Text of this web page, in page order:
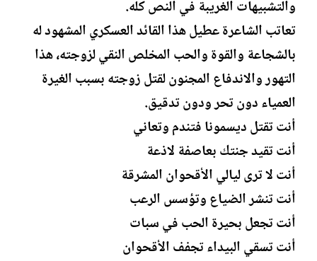
والتشبيهات الغريبة في النص كله.
تعاتب الشاعرة عطيل هذا القائد العسكري المشهود له
بالشجاعة والقوة والحب المخلص النقي لزوجته، هذا
التهور والاندفاع المجنون لقتل زوجته بسبب الغيرة
العمياء دون تحر ودون تدقيق.
أنت تقتل ديسمونا فتندم وتعاني
أنت تقيد جنتك بعاصفة لاذعة
أنت لا ترى ليالي الأقحوان المشرقة
أنت تنشر الضياع وتؤسس الرعب
أنت تجعل بحيرة الحب في سبات
أنت تسقي البيداء تجفف الأقحوان